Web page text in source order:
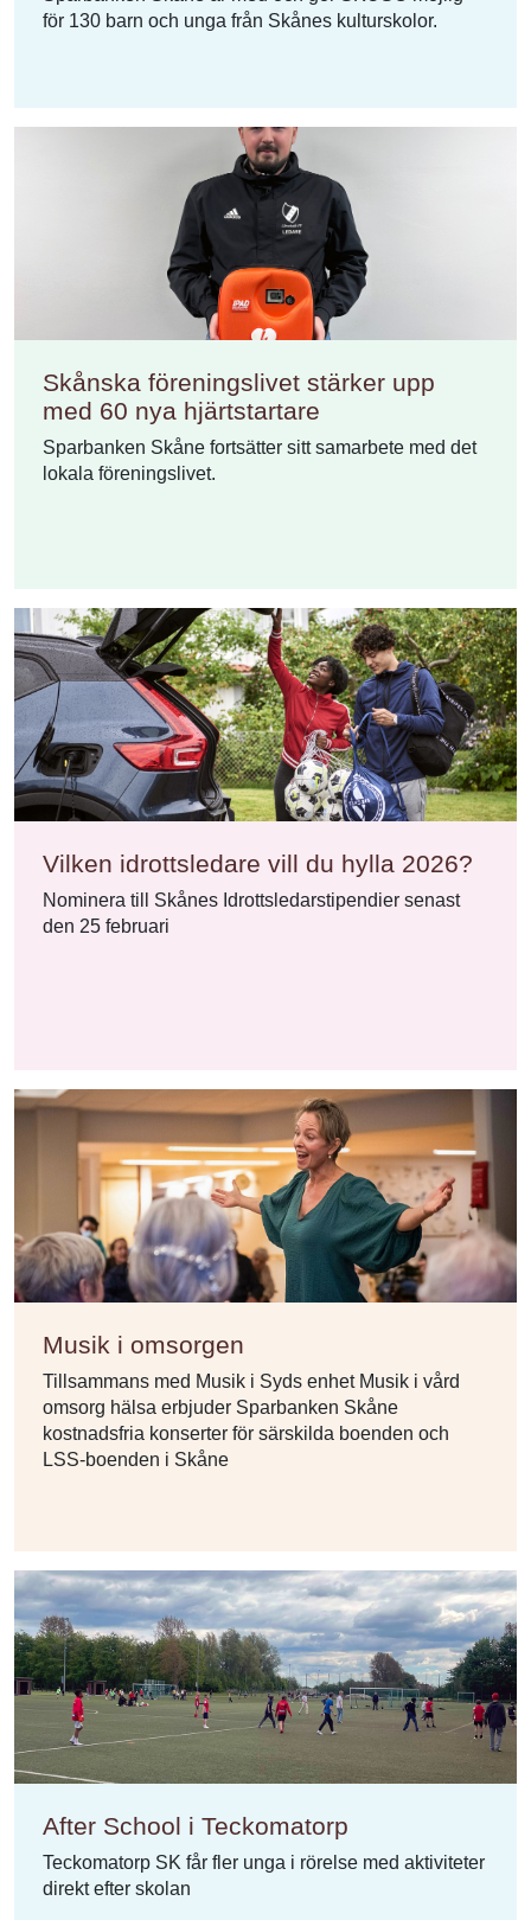
för 130 barn och unga från Skånes kulturskolor.
Skånska föreningslivet stärker upp
med 60 nya hjärtstartare
Sparbanken Skåne fortsätter sitt samarbete med det
lokala föreningslivet.
Vilken idrottsledare vill du hylla 2026?
Nominera till Skånes Idrottsledarstipendier senast
den 25 februari
Musik i omsorgen
Tillsammans med Musik i Syds enhet Musik i vård
omsorg hälsa erbjuder Sparbanken Skåne
kostnadsfria konserter för särskilda boenden och
LSS-boenden i Skåne
After School i Teckomatorp
Teckomatorp SK får fler unga i rörelse med aktiviteter
direkt efter skolan